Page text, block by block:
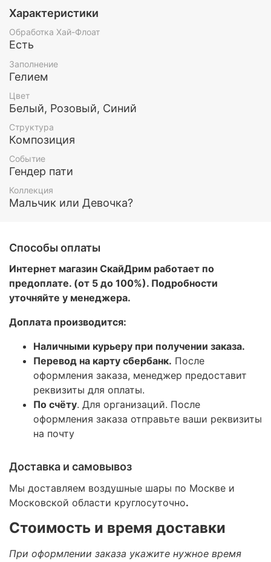
понравятся именно вам! Гендер шар - так же будет
собран исключительно исходя из ваших
пожеланий! Кроме обычных фонтанов и букетов,
мы можем обустроить вам очень красивую
По вашему желанию мы можем изменить цвет и/
понравился именно вам!
Все шары обработаны составом Хай флоат (для
увеличения длительности полета) и наполнены
гелием.
Этот и любой другой набор воздушных шаров вы
можете заказать у нас. Так же у нас есть доставка
по Москве и МО
Характеристики
Обработка Хай-Флоат
Есть
Заполнение
Гелием
Цвет
Белый, Розовый, Синий
Структура
Композиция
Событие
Гендер пати
Коллекция
Мальчик или Девочка?
Способы оплаты
Интернет магазин СкайДрим работает по
предоплате. (от 5 до 100%). Подробности
уточняйте у менеджера.
Доплата производится:
Наличными курьеру при получении заказа.
Перевод на карту сбербанк. После
оформления заказа, менеджер предоставит
реквизиты для оплаты.
По счёту. Для организаций. После
оформления заказа отправьте ваши реквизиты
на почту
Доставка и самовывоз
Мы доставляем воздушные шары по Москве и
Московской области круглосуточно.
Стоимость и время доставки
При оформлении заказа укажите нужное время